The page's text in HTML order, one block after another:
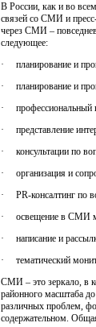
В России, как и во
связей со СМИ и
через СМИ –
следующее:
· планирование и
· планирование и
· профессиональный
· представление
· консультации по
· организация и
· РR-консалтинг по
· освещение в СМИ
· написание и
· тематический
СМИ – это зеркало, в
районного масштаба
различных проблем,
содержательном.